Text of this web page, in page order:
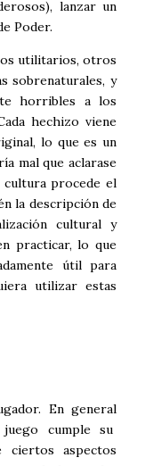
lanzar un
Poder.
utilitarios, otros
sobrenaturales, y
horribles a los
hechizo viene
lo que es un
mal que aclarase
cultura procede el
la descripción de
cultural y
practicar, lo que
útil para
utilizar estas
En general
cumple su
ciertos aspectos